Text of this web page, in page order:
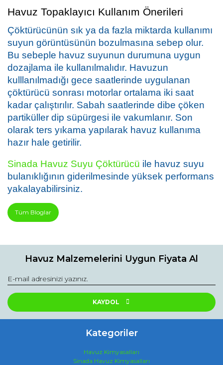
Havuz Topaklayıcı Kullanım Önerileri
Çöktürücünün sık ya da fazla miktarda kullanımı
suyun görüntüsünün bozulmasına sebep olur.
Bu sebeple havuz suyunun durumuna uygun
dozajlama ile kullanılmalıdır. Havuzun
kulllanılmadığı gece saatlerinde uygulanan
çöktürücü sonrası motorlar ortalama iki saat
kadar çalıştırılır. Sabah saatlerinde dibe çöken
partiküller dip süpürgesi ile vakumlanır. Son
olarak ters yıkama yapılarak havuz kullanıma
hazır hale getirilir.
Sinada Havuz Suyu Çöktürücü ile havuz suyu
bulanıklığının giderilmesinde yüksek performans
yakalayabilirsiniz.
Tüm Bloglar
Havuz Malzemelerini Uygun Fiyata Al
KAYDOL
Kategoriler
Havuz Kimyasalları
Sinada Havuz Kimyasalları